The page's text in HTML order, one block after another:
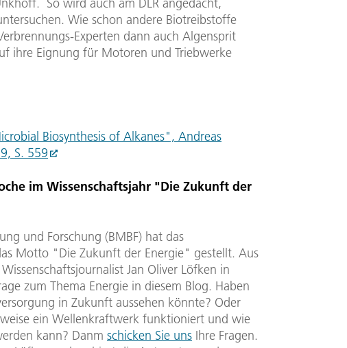
Wie schon andere Biotreibstoffe
Experten dann auch Algensprit
ihre Eignung für Motoren und Triebwerke
Biosynthesis of Alkanes", Andreas
S. 559
im Wissenschaftsjahr "Die Zukunft der
und Forschung (BMBF) hat das
Motto "Die Zukunft der Energie" gestellt. Aus
Jan Oliver Löfken in
zum Thema Energie in diesem Blog. Haben
in Zukunft aussehen könnte? Oder
ein Wellenkraftwerk funktioniert und wie
kann? Danm schicken Sie uns Ihre Fragen.